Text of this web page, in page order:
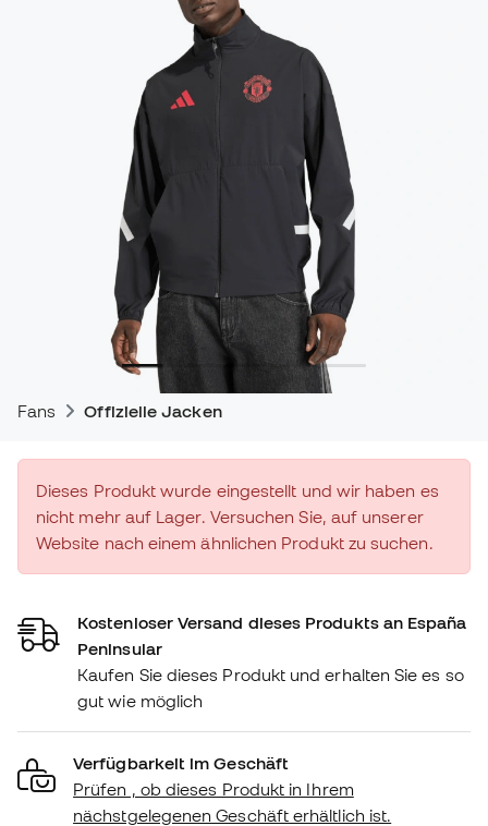
Fans Offizielle Jacken
Dieses Produkt wurde eingestellt und wir haben es
nicht mehr auf Lager. Versuchen Sie, auf unserer
Website nach einem ähnlichen Produkt zu suchen.
Kostenloser Versand dieses Produkts an España
Peninsular
Kaufen Sie dieses Produkt und erhalten Sie es so
gut wie möglich
Verfügbarkeit im Geschäft
Prüfen , ob dieses Produkt in Ihrem
nächstgelegenen Geschäft erhältlich ist.